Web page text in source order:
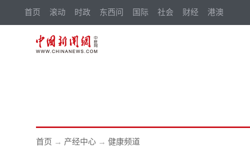
首页 滚动 时政 东西问 国际 社会 财经 港澳
首页 → 产经中心 → 健康频道